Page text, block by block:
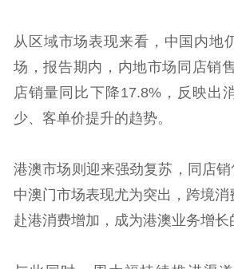
从区域市场表现来看，中国内地
场，报告期内，内地市场同店销
店销量同比下降17.8%，反映出
少、客单价提升的趋势。
港澳市场则迎来强劲复苏，同店
中澳门市场表现尤为突出，跨境
赴港消费增加，成为港澳业务增长